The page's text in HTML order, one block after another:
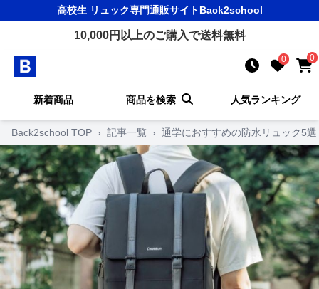
高校生 リュック専門通販サイトBack2school
10,000円以上のご購入で送料無料
0 0
新着商品 商品を検索 人気ランキング
Back2school TOP › 記事一覧 › 通学におすすめの防水リュック5選